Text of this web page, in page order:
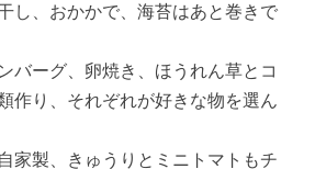
し、おかかで、海苔はあと巻きで
バーグ、卵焼き、ほうれん草とコ
作り、それぞれが好きな物を選ん
家製、きゅうりとミニトマトもチ